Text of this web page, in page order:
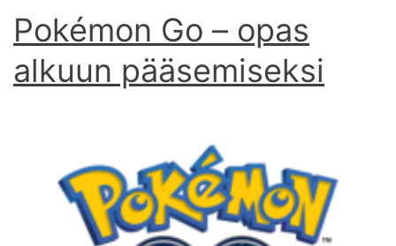
Pokémon Go – opas
alkuun pääsemiseksi